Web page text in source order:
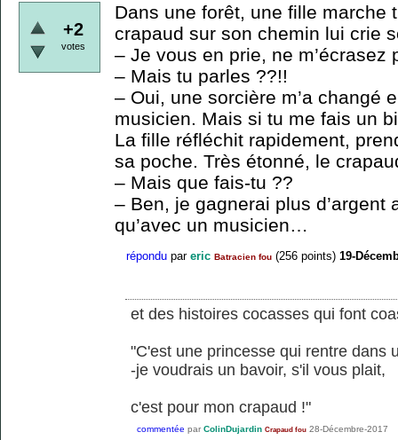
+2
votes
Dans une forêt, une fille marche
crapaud sur son chemin lui crie
– Je vous en prie, ne m’écrasez
– Mais tu parles ??!!
– Oui, une sorcière m’a changé
musicien. Mais si tu me fais un
La fille réfléchit rapidement,
sa poche. Très étonné, le
– Mais que fais-tu ??
– Ben, je gagnerai plus d’argent
qu’avec un musicien…
répondu par eric Batracien fou (256 points) 19-
et des histoires cocasses qui font
"C'est une princesse qui rentre dans
-je voudrais un bavoir, s'il vous plait,
c'est pour mon crapaud !"
commentée par ColinDujardin Crapaud fou 28-Décembre-2017